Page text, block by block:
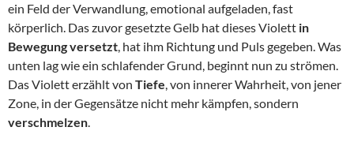
ein Feld der Verwandlung, emotional aufgeladen, fast
körperlich. Das zuvor gesetzte Gelb hat dieses Violett in
Bewegung versetzt, hat ihm Richtung und Puls gegeben. Was
unten lag wie ein schlafender Grund, beginnt nun zu strömen.
Das Violett erzählt von Tiefe, von innerer Wahrheit, von jener
Zone, in der Gegensätze nicht mehr kämpfen, sondern
verschmelzen.